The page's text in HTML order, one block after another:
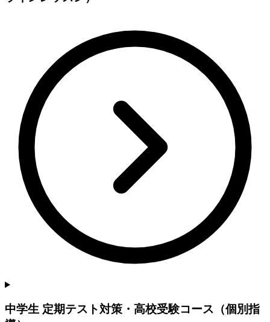
中学生 定期テスト対策・高校受験コース（個別指